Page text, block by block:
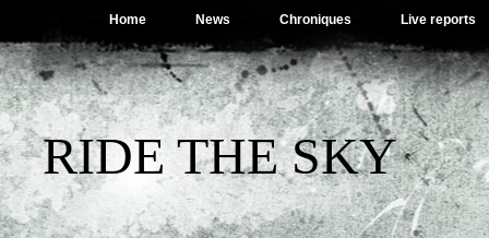
Home News Chroniques Live reports
RIDE THE SKY